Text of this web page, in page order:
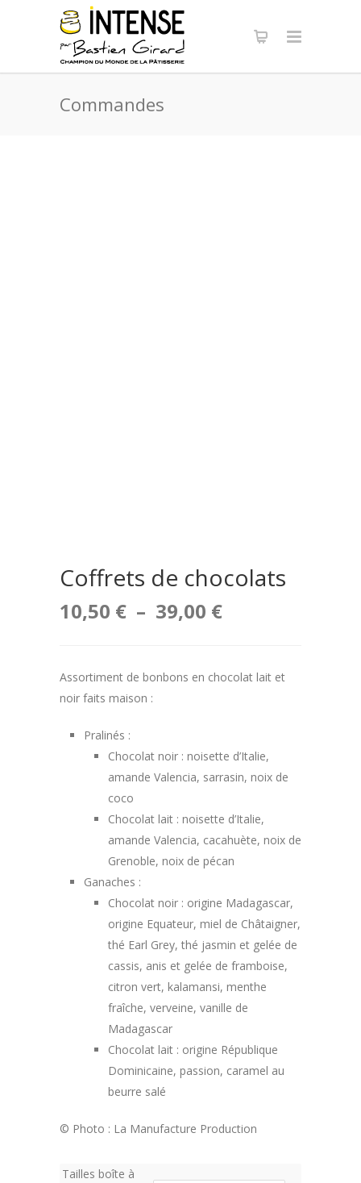
Panneau de gestion des cookies
Commandes
Coffrets de chocolats
10,50 € – 39,00 €Plage
prix :
à
39,00 €
Assortiment de bonbons en chocolat lait et
noir faits maison :
Pralinés :
Chocolat noir : noisette d’Italie,
amande Valencia, sarrasin, noix de
coco
Chocolat lait : noisette d’Italie,
amande Valencia, cacahuète, noix de
Grenoble, noix de pécan
Ganaches :
Chocolat noir : origine Madagascar,
origine Equateur, miel de Châtaigner,
thé Earl Grey, thé jasmin et gelée de
cassis, anis et gelée de framboise,
citron vert, kalamansi, menthe
fraîche, verveine, vanille de
Madagascar
Chocolat lait : origine République
Dominicaine, passion, caramel au
beurre salé
© Photo : La Manufacture Production
Tailles boîte à